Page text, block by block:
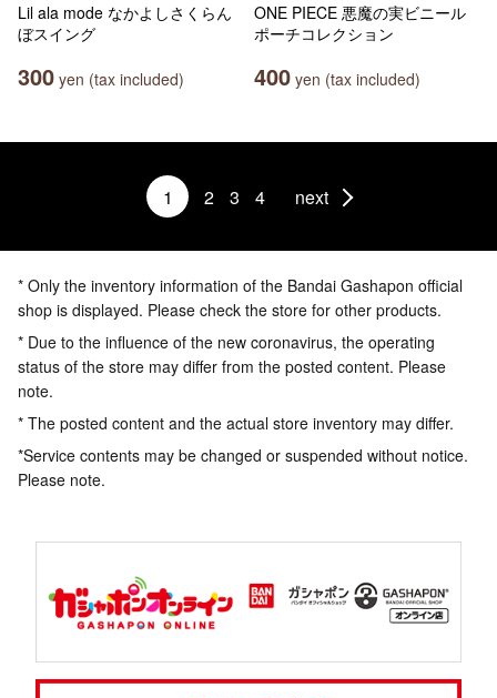
Lil ala mode なかよしさくらん
ぼスイング
300 yen (tax included)
ONE PIECE 悪魔の実ビニール
ポーチコレクション
400 yen (tax included)
1 2 3 4 next
* Only the inventory information of the Bandai Gashapon official
shop is displayed. Please check the store for other products.
* Due to the influence of the new coronavirus, the operating
status of the store may differ from the posted content. Please
note.
* The posted content and the actual store inventory may differ.
*Service contents may be changed or suspended without notice.
Please note.